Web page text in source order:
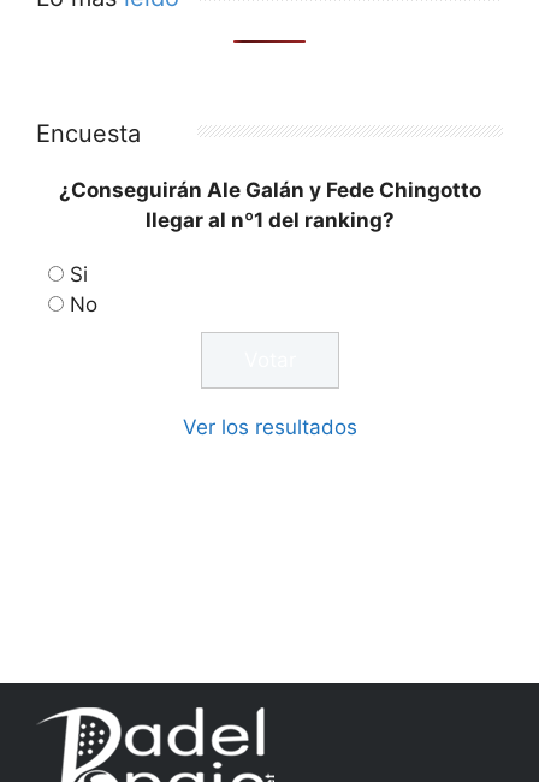
Encuesta
¿Conseguirán Ale Galán y Fede Chingotto
llegar al nº1 del ranking?
Si
No
Ver los resultados